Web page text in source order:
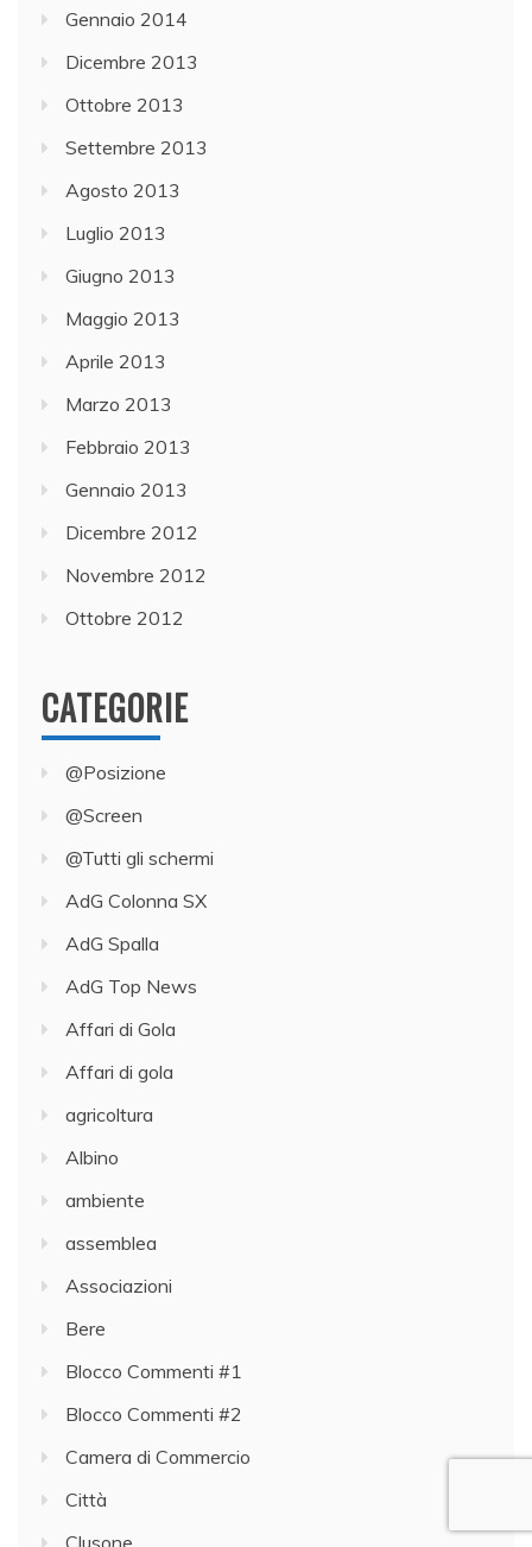
Gennaio 2014
Dicembre 2013
Ottobre 2013
Settembre 2013
Agosto 2013
Luglio 2013
Giugno 2013
Maggio 2013
Aprile 2013
Marzo 2013
Febbraio 2013
Gennaio 2013
Dicembre 2012
Novembre 2012
Ottobre 2012
CATEGORIE
@Posizione
@Screen
@Tutti gli schermi
AdG Colonna SX
AdG Spalla
AdG Top News
Affari di Gola
Affari di gola
agricoltura
Albino
ambiente
assemblea
Associazioni
Bere
Blocco Commenti #1
Blocco Commenti #2
Camera di Commercio
Città